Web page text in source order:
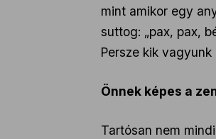
mint amikor egy
suttog: „pax, pax,
Persze kik
Önnek képes a
Tartósan nem